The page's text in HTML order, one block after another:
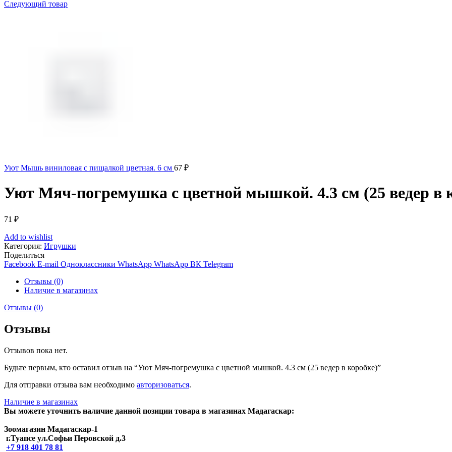
Следующий товар
Уют Мышь виниловая с пищалкой цветная. 6 см 67 ₽
Уют Мяч-погремушка с цветной мышкой. 4.3 см (25 ведер в
71 ₽
Add to wishlist
Категория: Игрушки
Поделиться
Facebook E-mail Одноклассники WhatsApp WhatsApp ВК Telegram
Отзывы (0)
Наличие в магазинах
Отзывы (0)
Отзывы
Отзывов пока нет.
Будьте первым, кто оставил отзыв на “Уют Мяч-погремушка с цветной мышкой. 4.3 см (25 ведер в коробке)”
Для отправки отзыва вам необходимо авторизоваться.
Наличие в магазинах
Вы можете уточнить наличие данной позиции товара в магазинах Мадагаскар:
Зоомагазин Мадагаскар-1
г.Туапсе ул.Софьи Перовской д.3
+7 918 401 78 81